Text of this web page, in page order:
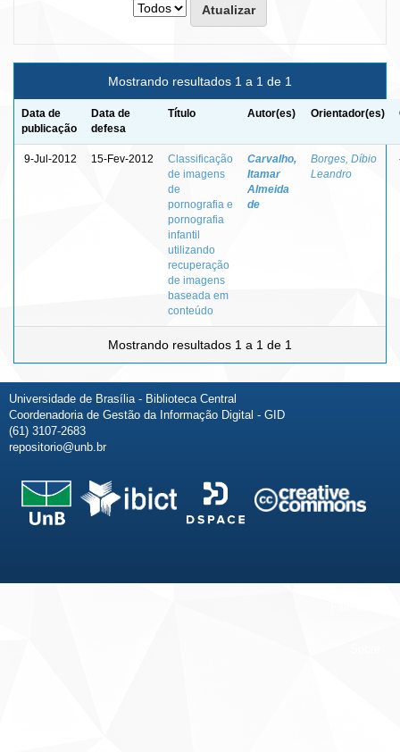
Mostrando resultados 1 a 1 de 1
Data de
publicação
Data de
defesa
Título Autor(es) Orientador(es)
9-Jul-2012 15-Fev-2012
Classificação
de imagens
de
pornografia e
pornografia
infantil
utilizando
recuperação
de imagens
baseada em
conteúdo
Carvalho,
Itamar
Almeida
de
Borges, Díbio
Leandro
Mostrando resultados 1 a 1 de 1
Universidade de Brasília - Biblioteca Central
Coordenadoria de Gestão da Informação Digital - GID
(61) 3107-2683
repositorio@unb.br